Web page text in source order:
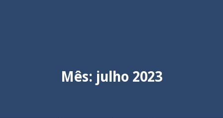
Mês: julho 2023